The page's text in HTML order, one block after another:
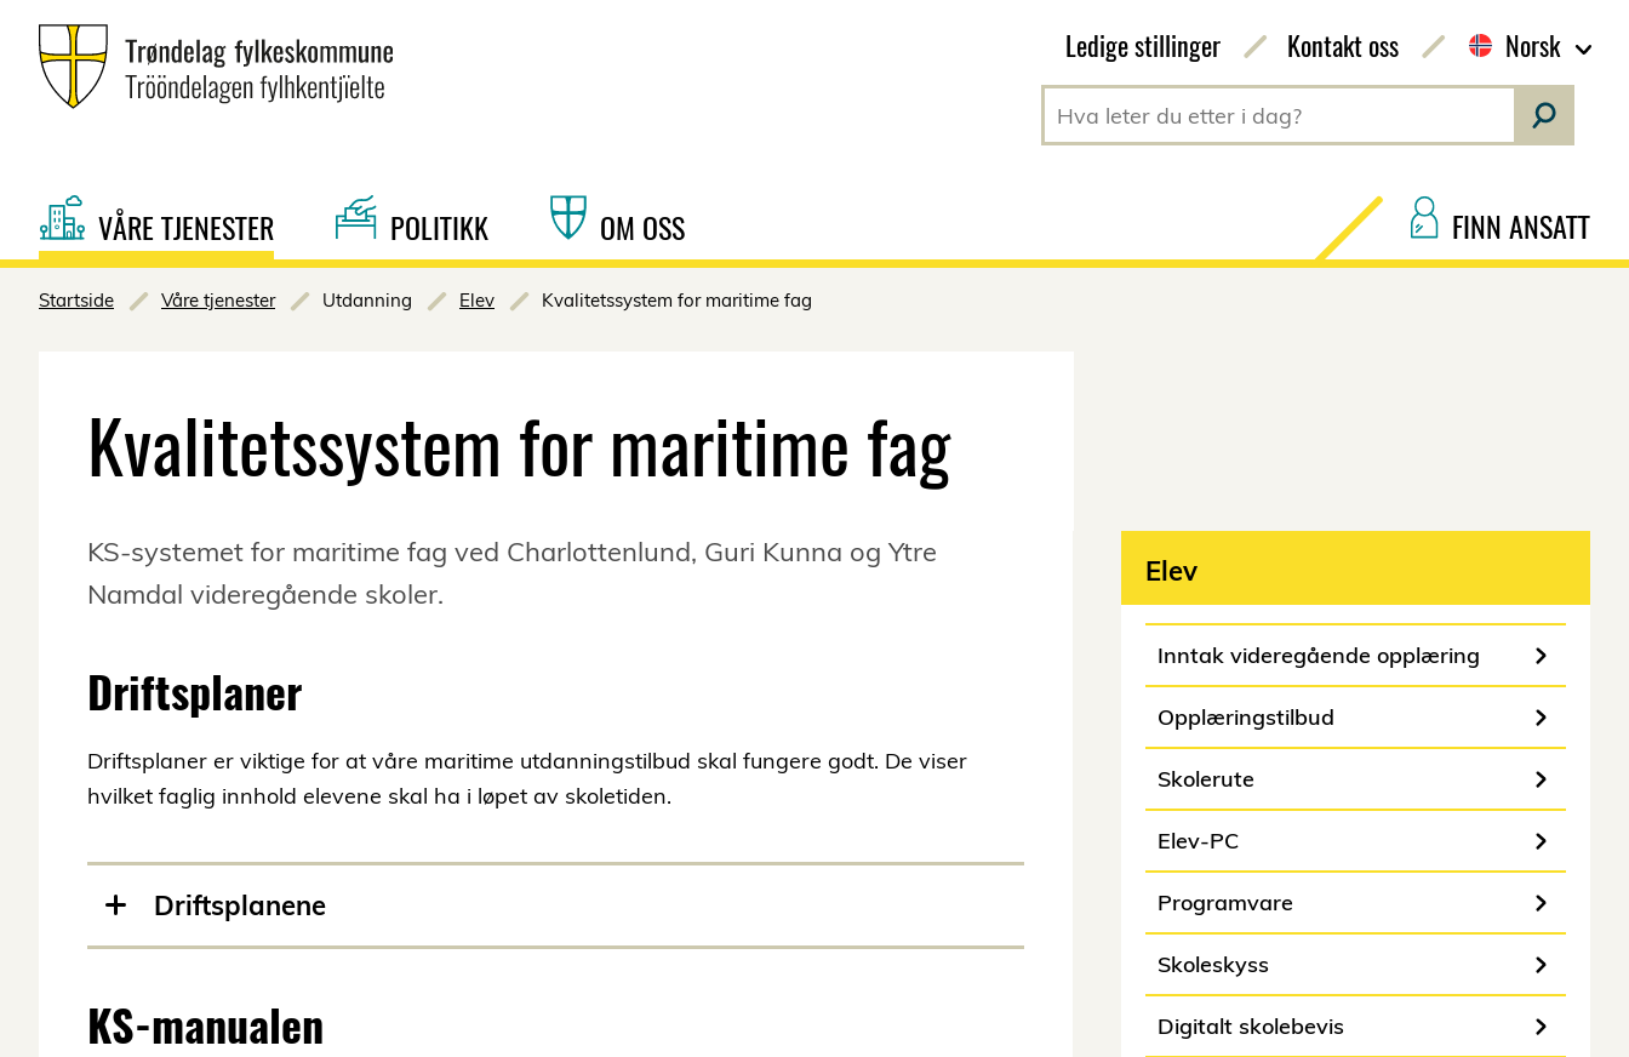
Ledige stillinger Kontakt oss Norsk
FINN ANSATT
VÅRE TJENESTER POLITIKK OM OSS
Startside Våre tjenester Utdanning Elev Kvalitetssystem for maritime fag
Kvalitetssystem for maritime fag
KS-systemet for maritime fag ved Charlottenlund, Guri Kunna og Ytre
Namdal videregående skoler.
Driftsplaner
Driftsplaner er viktige for at våre maritime utdanningstilbud skal fungere godt. De viser
hvilket faglig innhold elevene skal ha i løpet av skoletiden.
Driftsplanene
KS-manualen
Elev
Inntak videregående opplæring
Opplæringstilbud
Skolerute
Elev-PC
Programvare
Skoleskyss
Digitalt skolebevis